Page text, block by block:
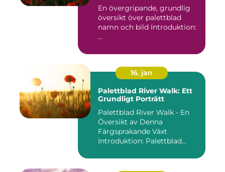
En övergripande, grundlig
översikt över palettblad
namn och bild Introduktion:
...
16. jan
Palettblad River Walk: Ett
Grundligt Porträtt
Palettblad River Walk - En
Översikt av Denna
Färgsprakande Växt
Introduktion: Palettblad